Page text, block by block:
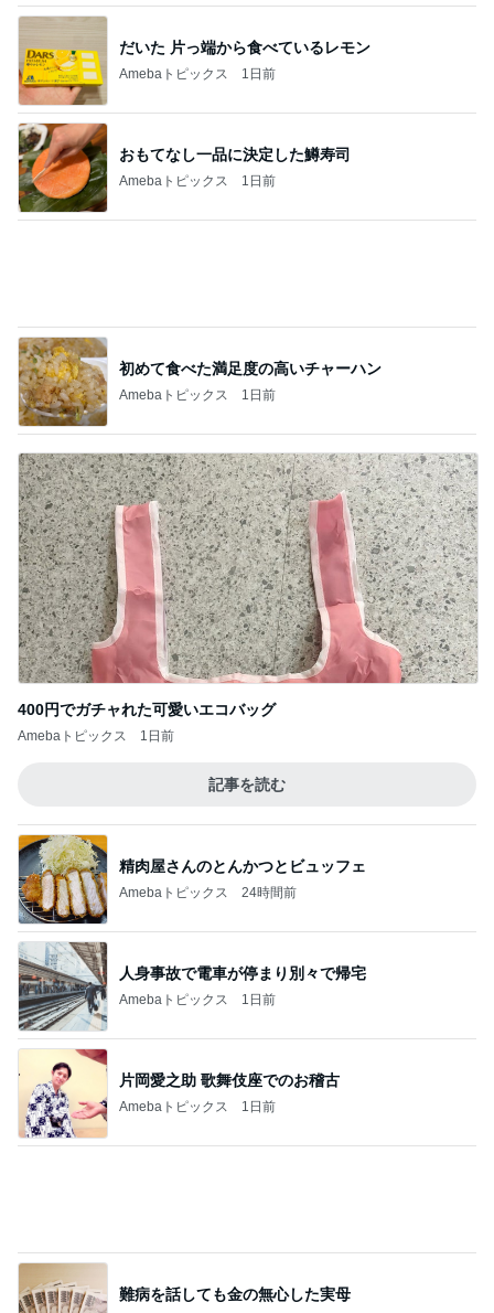
だいた 片っ端から食べているレモン
Amebaトピックス 1日前
おもてなし一品に決定した鱒寿司
Amebaトピックス 1日前
初めて食べた満足度の高いチャーハン
Amebaトピックス 1日前
400円でガチャれた可愛いエコバッグ
Amebaトピックス 1日前
記事を読む
精肉屋さんのとんかつとビュッフェ
Amebaトピックス 24時間前
人身事故で電車が停まり別々で帰宅
Amebaトピックス 1日前
片岡愛之助 歌舞伎座でのお稽古
Amebaトピックス 1日前
難病を話しても金の無心した実母